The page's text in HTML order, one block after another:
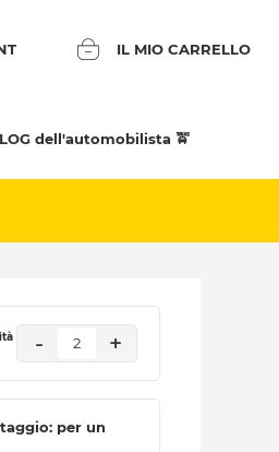
IL MIO CARRELLO
dell'automobilista 🚖
- 2 +
per un